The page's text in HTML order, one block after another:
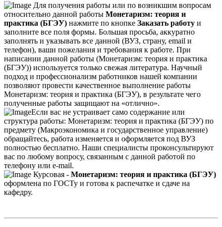
Для получения работы или по возникшим вопросам
относительно данной работы Монетаризм: теория и
практика (БГЭУ) нажмите по кнопке Заказать работу и
заполните все поля формы. Большая просьба, аккуратно
заполнять и указывать все данной (ВУЗ, страну, email и
телефон), ваши пожелания и требования к работе. При
написании данной работы (Монетаризм: теория и практика
(БГЭУ)) используется только свежая литература. Научный
подход и профессионализм работников нашей компании
позволяют провести качественное выполнение работы
Монетаризм: теория и практика (БГЭУ), в результате чего
полученные работы защищают на «отлично».
Если вас не устраивает само содержание или
структура работы: Монетаризм: теория и практика (БГЭУ) по
предмету (Макроэкономика и государственное управление)
обращайтесь, работа изменяется и оформляется под ВУЗ
полностью бесплатно. Наши специалисты проконсультируют
вас по любому вопросу, связанным с данной работой по
телефону или e-mail.
Курсовая - Монетаризм: теория и практика (БГЭУ)
оформлена по ГОСТу и готова к распечатке и сдаче на
кафедру.